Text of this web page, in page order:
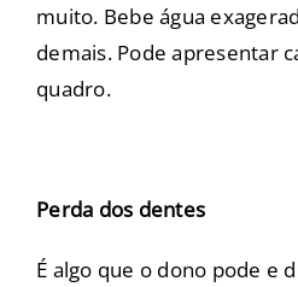
muito. Bebe água
demais. Pode apresentar
quadro.
Perda dos dentes
É algo que o dono pode e